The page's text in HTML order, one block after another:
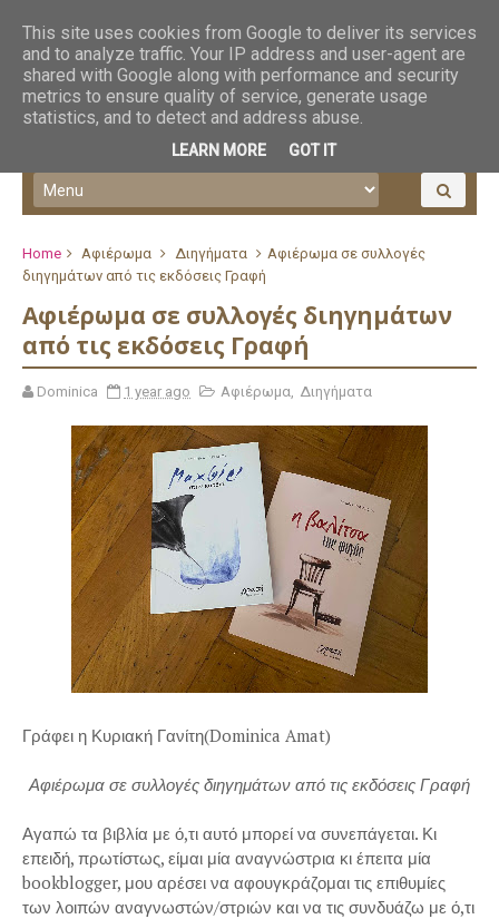
Home Αφιέρωμα Διηγήματα
Αφιέρωμα σε συλλογές
διηγημάτων από τις εκδόσεις Γραφή
Αφιέρωμα σε συλλογές διηγημάτων
από τις εκδόσεις Γραφή
Dominica 1 year ago Αφιέρωμα, Διηγήματα
Γράφει η Κυριακή Γανίτη(Dominica Amat)
Αφιέρωμα σε συλλογές διηγημάτων από τις εκδόσεις Γραφή
Αγαπώ τα βιβλία με ό,τι αυτό μπορεί να συνεπάγεται. Κι
επειδή, πρωτίστως, είμαι μία αναγνώστρια κι έπειτα μία
bookblogger, μου αρέσει να αφουγκράζομαι τις επιθυμίες
των λοιπών αναγνωστών/στριών και να τις συνδυάζω με ό,τι
This site uses cookies from Google to deliver its services
and to analyze traffic. Your IP address and user-agent are
shared with Google along with performance and security
metrics to ensure quality of service, generate usage
statistics, and to detect and address abuse.
LEARN MORE GOT IT